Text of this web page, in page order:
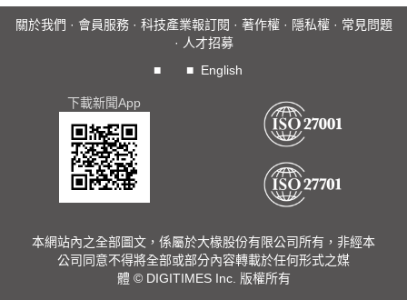
關於我們 · 會員服務· 科技產業報訂閱 · 著作權· 隱私權· 常見問題
· 人才招募
■
■ English
下載新聞App
本網站內之全部圖文，係屬於大椽股份有限公司所有，非經本
公司同意不得將全部或部分內容轉載於任何形式之媒
體 © DIGITIMES Inc. 版權所有